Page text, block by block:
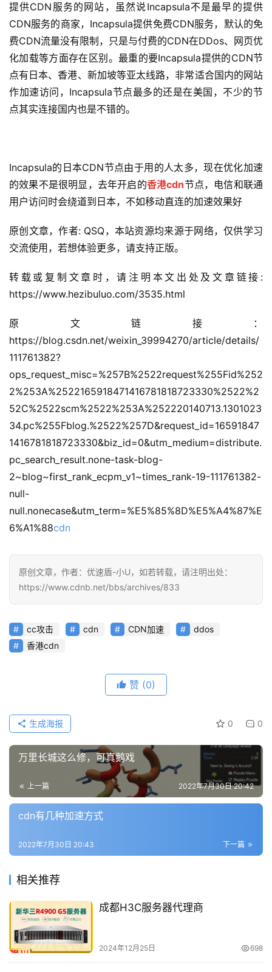
公
告
问
答
区
速
盾
态
提供CDN服务的网站，虽然说Incapsula不是最早的提供
CDN服务的商家，Incapsula提供免费CDN服务，默认的免
费CDN流量没有限制，只是与付费的CDN在DDos、网页优
化加载等方面存在区别。最重的要Incapsula提供的CDN节
点有日本、香港、新加坡等亚太线路，非常适合国内的网站
作加速访问，Incapsula节点最多的还是在美国，不少的节
点其实连接国内也是不错的。
Incapsula的日本CDN节点由于用的人太多，现在优化加速
的效果不是很明显，去年开启的香港cdn节点，电信和联通
用户访问时会绕道到日本，不如移动直连的加速效果好
原创文章，作者: QSQ，本站资源均来源于网络，仅供学习
交流使用，若想体验更多，请支持正版。
转载或复制文章时，请注明本文出处及文章链接:
https://www.hezibuluo.com/3535.html
原文链接：
https://blog.csdn.net/weixin_39994270/article/details/
111761382?
ops_request_misc=%257B%2522request%255Fid%252
2%253A%2522165918471416781818723330%2522%2
52C%2522scm%2522%253A%252220140713.1301023
34.pc%255Fblog.%2522%257D&request_id=16591847
1416781818723330&biz_id=0&utm_medium=distribute.
pc_search_result.none-task-blog-
2~blog~first_rank_ecpm_v1~times_rank-19-111761382-
null-
null.nonecase&utm_term=%E5%85%8D%E5%A4%87%E
6%A1%88cdn
原创文章，作者：优速盾-小U，如若转载，请注明出处：
https://www.cdnb.net/bbs/archives/833
cc攻击 cdn CDN加速
ddos
香港cdn
赞 (0)
0 0
生成海报
万里长城这么修，可真鹅戏
上一篇 2022年7月30日 20:42
cdn有几种加速方式
下一篇
2022年7月30日 20:43
相关推荐
成都H3C服务器代理商
2024年12月25日 698